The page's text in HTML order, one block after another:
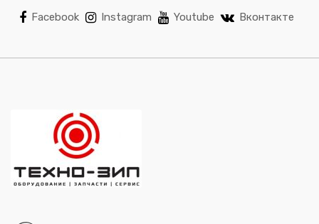
Facebook Instagram Youtube Вконтакте